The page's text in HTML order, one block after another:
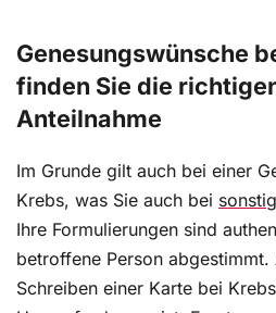
Genesungswünsche
finden Sie die
Anteilnahme
Im Grunde gilt auch bei einer
Krebs, was Sie auch bei
Ihre Formulierungen sind
betroffene Person abgestimmt.
Schreiben einer Karte bei